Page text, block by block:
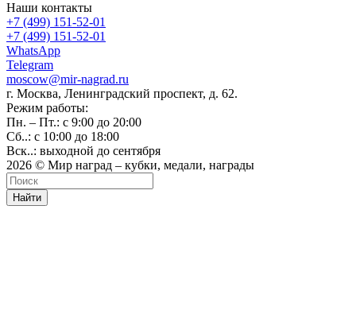
Наши контакты
+7 (499) 151-52-01
+7 (499) 151-52-01
WhatsApp
Telegram
moscow@mir-nagrad.ru
г. Москва, Ленинградский проспект, д. 62.
Режим работы:
Пн. – Пт.: с 9:00 до 20:00
Сб..: с 10:00 до 18:00
Вск..: выходной до сентября
2026 © Мир наград – кубки, медали, награды
Найти